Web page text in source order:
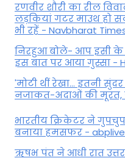
रणवीर शौरी का रील
लड़कियां गटर माउथ हो
भी रहें - Navbharat
निरहुआ बोले- आप इसी के
इस बात पर आया गुस्सा -
'मोटी थीं रेखा... इतनी
नजाकत-अदाओं की मूरत,
भारतीय क्रिकेटर ने
बनाया हमसफर -
ऋषभ पंत ने आधी रात